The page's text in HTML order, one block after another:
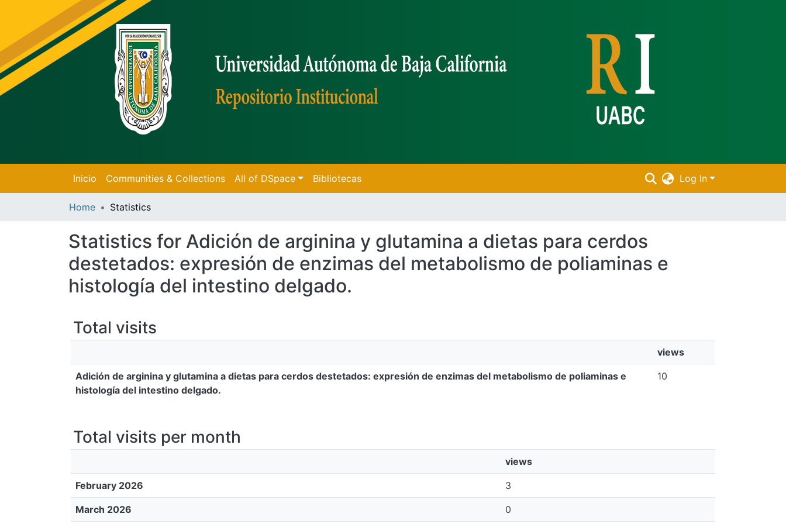
Inicio Communities & Collections All of DSpace Bibliotecas Log In
Home Statistics
Statistics for Adición de arginina y glutamina a dietas para cerdos
destetados: expresión de enzimas del metabolismo de poliaminas e
histología del intestino delgado.
Total visits
views
Adición de arginina y glutamina a dietas para cerdos destetados: expresión de enzimas del metabolismo de poliaminas e
histología del intestino delgado.
10
Total visits per month
views
February 2026 3
March 2026 0